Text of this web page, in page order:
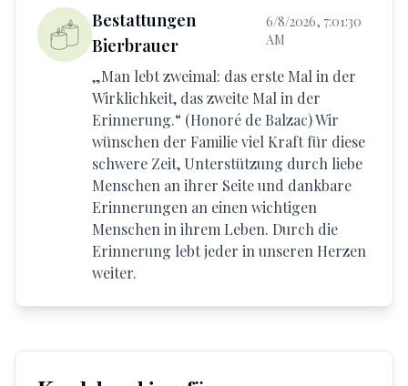
Bestattungen
Bierbrauer
6/8/2026, 7:01:30
AM
„Man lebt zweimal: das erste Mal in der
Wirklichkeit, das zweite Mal in der
Erinnerung.“ (Honoré de Balzac) Wir
wünschen der Familie viel Kraft für diese
schwere Zeit, Unterstützung durch liebe
Menschen an ihrer Seite und dankbare
Erinnerungen an einen wichtigen
Menschen in ihrem Leben. Durch die
Erinnerung lebt jeder in unseren Herzen
weiter.